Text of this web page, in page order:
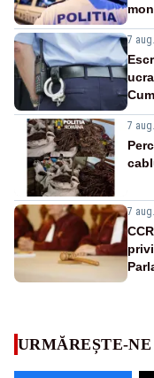
7
7
7
URMĂREȘTE-NE